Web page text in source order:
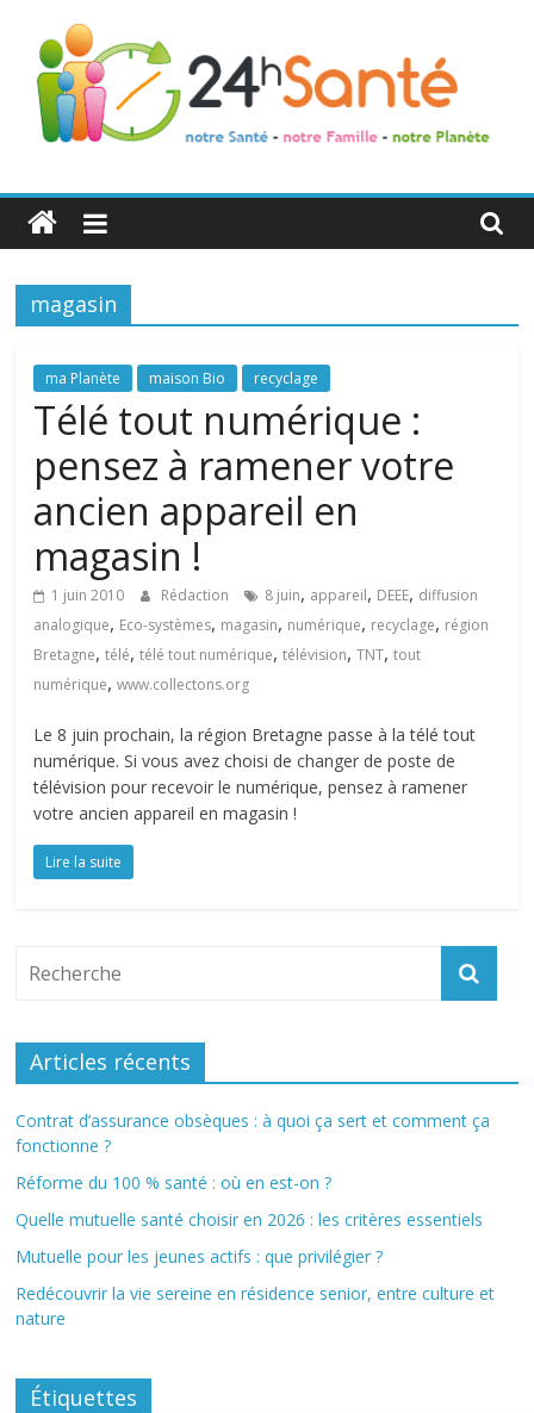
24h
Santé
La
de
toute
famille
magasin
ma Planète maison Bio recyclage
Télé tout numérique :
pensez à ramener votre
ancien appareil en
magasin !
1 juin 2010 Rédaction 8 juin, appareil, DEEE, diffusion
analogique, Eco-systèmes, magasin, numérique, recyclage, région
Bretagne,télé,télé tout numérique,télévision,TNT,tout
numérique,www.collectons.org
Le 8 juin prochain, la région Bretagne passe à la télé tout
numérique. Si vous avez choisi de changer de poste de
télévision pour recevoir le numérique, pensez à ramener
votre ancien appareil en magasin !
Lire la suite
Articles récents
Contrat d’assurance obsèques : à quoi ça sert et comment ça
fonctionne ?
Réforme du 100 % santé : où en est-on ?
Quelle mutuelle santé choisir en 2026 : les critères essentiels
Mutuelle pour les jeunes actifs : que privilégier ?
Redécouvrir la vie sereine en résidence senior, entre culture et
nature
Étiquettes